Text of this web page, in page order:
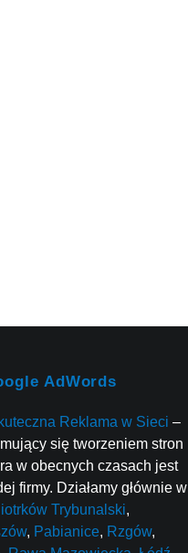
AdWords
Reklama w Sieci –
się tworzeniem stron
w obecnych czasach jest
firmy. Działamy głównie w
Trybunalski,
, Pabianice, Rzgów,